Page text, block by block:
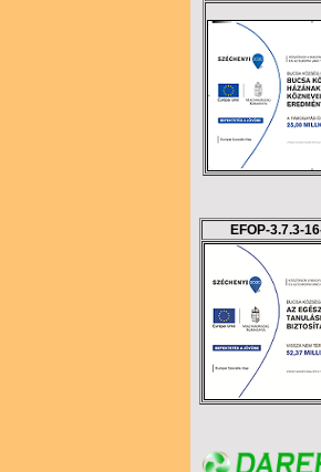
EFOP-3.7.3-